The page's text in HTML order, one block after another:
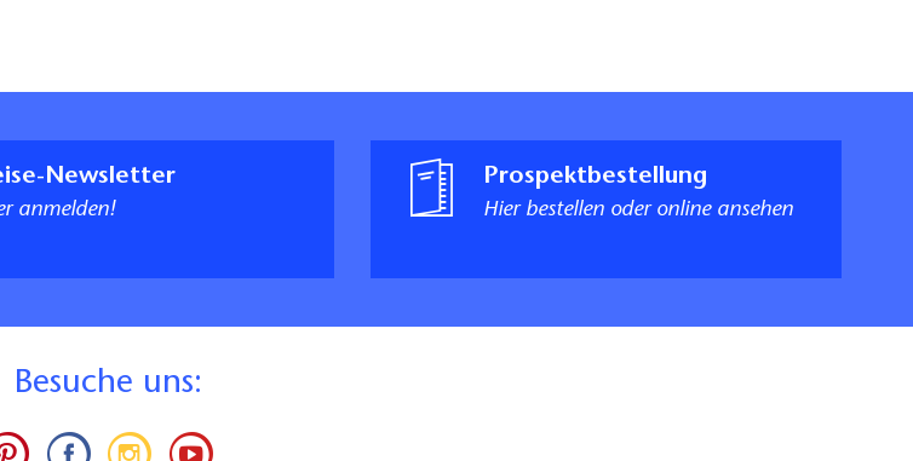
Newsletter
anmelden!
Prospektbestellung
Hier bestellen oder online ansehen
Besuche uns: